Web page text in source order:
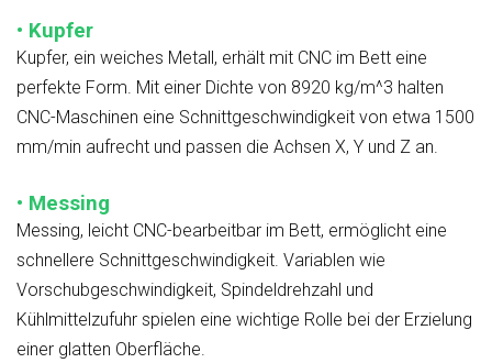
• Kupfer
Kupfer, ein weiches Metall, erhält mit CNC im Bett eine
perfekte Form. Mit einer Dichte von 8920 kg/m^3 halten
CNC-Maschinen eine Schnittgeschwindigkeit von etwa 1500
mm/min aufrecht und passen die Achsen X, Y und Z an.
• Messing
Messing, leicht CNC-bearbeitbar im Bett, ermöglicht eine
schnellere Schnittgeschwindigkeit. Variablen wie
Vorschubgeschwindigkeit, Spindeldrehzahl und
Kühlmittelzufuhr spielen eine wichtige Rolle bei der Erzielung
einer glatten Oberfläche.